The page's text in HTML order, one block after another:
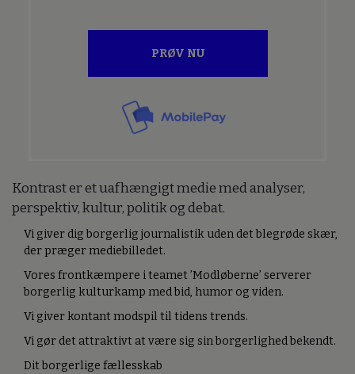
PRØV NU
Kontrast er et uafhængigt medie med analyser,
perspektiv, kultur, politik og debat.
Vi giver dig borgerlig journalistik uden det blegrøde skær,
der præger mediebilledet.
Vores frontkæmpere i teamet ’Modløberne’ serverer
borgerlig kulturkamp med bid, humor og viden.
Vi giver kontant modspil til tidens trends.
Vi gør det attraktivt at være sig sin borgerlighed bekendt.
Dit borgerlige fællesskab